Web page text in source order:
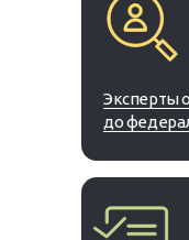
Эксперты
до